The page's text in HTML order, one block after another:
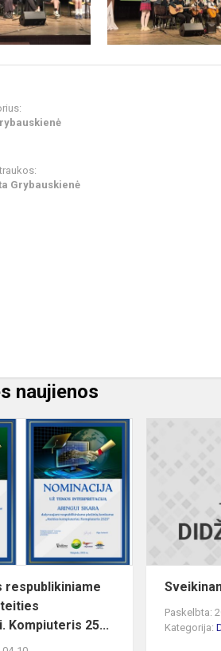
Grybauskienė
naujienos
respublikiniame
Kompiuteris 25...
Paskelbta:
Kategorija: